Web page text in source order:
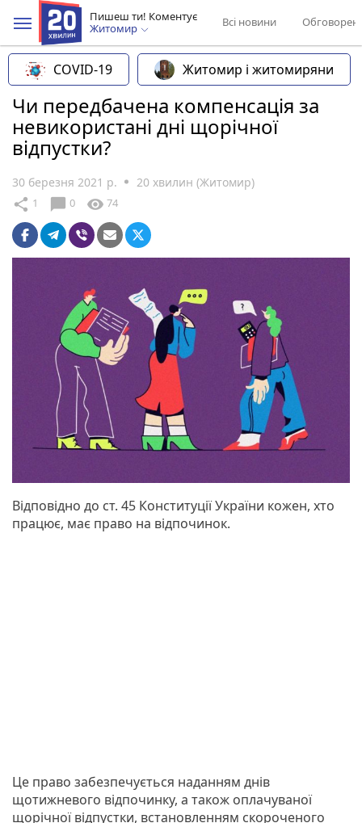
Пишеш ти! Коментує
Житомир
Всі новини
COVID-19 Житомир і житомиряни
Чи передбачена компенсація за
невикористані дні щорічної
відпустки?
30 березня 2021 р. 20 хвилин (Житомир)
share 1 chat_bubble 0 visibility 74
Відповідно до ст. 45 Конституції України кожен, хто
працює, має право на відпочинок.
Це право забезпечується наданням днів
щотижневого відпочинку, а також оплачуваної
щорічної відпустки, встановленням скороченого